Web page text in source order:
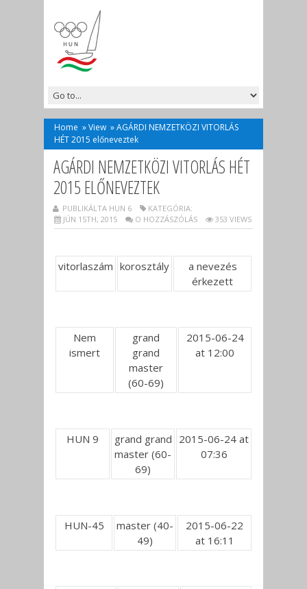
Home »View »AGÁRDI NEMZETKÖZI VITORLÁS
HÉT 2015 előneveztek
AGÁRDI NEMZETKÖZI VITORLÁS HÉT
2015 ELŐNEVEZTEK
PUBLIKÁLTA HUN 6
KATEGÓRIA:
JÚN 15TH, 2015
O HOZZÁSZÓLÁS 353 VIEWS
vitorlaszám korosztály
a nevezés
érkezett
Nem
ismert
grand
grand
master
(60-69)
2015-06-24
at 12:00
HUN 9
grand grand
master (60-
69)
2015-06-24 at
07:36
HUN-45
master (40-
49)
2015-06-22
at 16:11